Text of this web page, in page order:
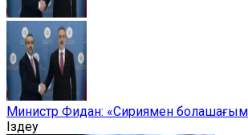
Министр Фидан: «Сириямен
Іздеу